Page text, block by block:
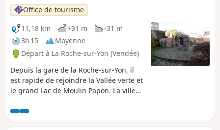
Office de tourisme
11,18 km
+31 m
-31 m
3h 15
Moyenne
Départ à La Roche-sur-Yon (Vendée)
Depuis la gare de la Roche-sur-Yon, il
est rapide de rejoindre la Vallée verte et
le grand Lac de Moulin Papon. La ville
au milieu coule une rivière, l'Yon,
véritable corridor de verdure qui la